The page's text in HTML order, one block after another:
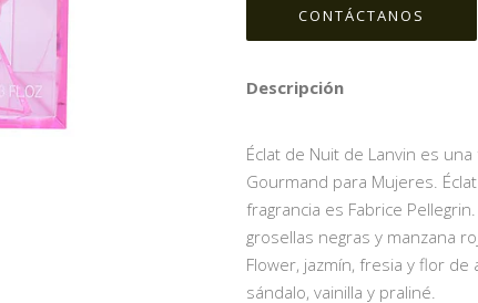
CONTÁCTANOS
Descripción
Éclat de Nuit de Lanvin es
Gourmand para Mujeres.
fragrancia es Fabrice
grosellas negras y manzana
Flower, jazmín, fresia y flor
sándalo, vainilla y praliné.